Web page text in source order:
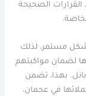
الصحيحة
مستمر، لذلك
لضمان مواكبتهم
بهذا، تضمن
في عجمان،